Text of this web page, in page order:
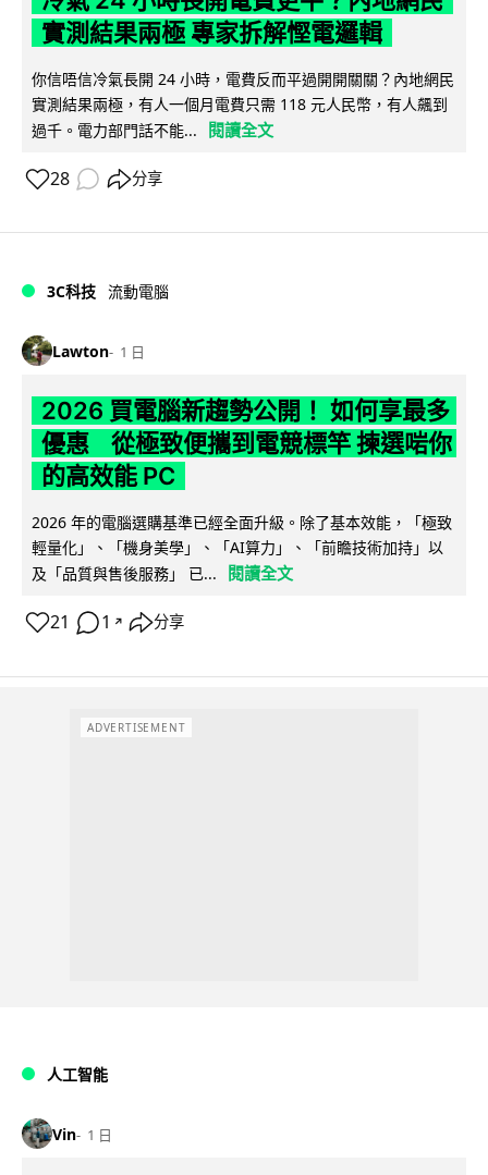
實測結果兩極 專家拆解慳電邏輯
你信唔信冷氣長開 24 小時，電費反而平過開開關關？內地網民
實測結果兩極，有人一個月電費只需 118 元人民幣，有人飆到
過千。電力部門話不能...
閱讀全文
28 分享
3C科技 流動電腦
Lawton 1 日
2026 買電腦新趨勢公開！ 如何享最多
優惠 從極致便攜到電競標竿 揀選啱你
的高效能 PC
2026 年的電腦選購基準已經全面升級。除了基本效能，「極致
輕量化」、「機身美學」、「AI算力」、「前瞻技術加持」以
及「品質與售後服務」 已...
閱讀全文
21 1 ↗ 分享
ADVERTISEMENT
人工智能
Vin 1 日